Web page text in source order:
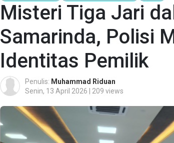
Misteri Tiga Jari
Samarinda, Polisi
Identitas Pemilik
Penulis: Muhammad Riduan
Senin, 13 April 2026 | 209 views